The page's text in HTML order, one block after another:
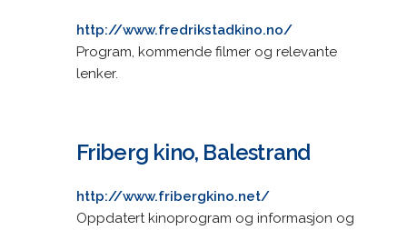
http://www.fredrikstadkino.no/
Program, kommende filmer og relevante
lenker.
Friberg kino, Balestrand
http://www.fribergkino.net/
Oppdatert kinoprogram og informasjon og